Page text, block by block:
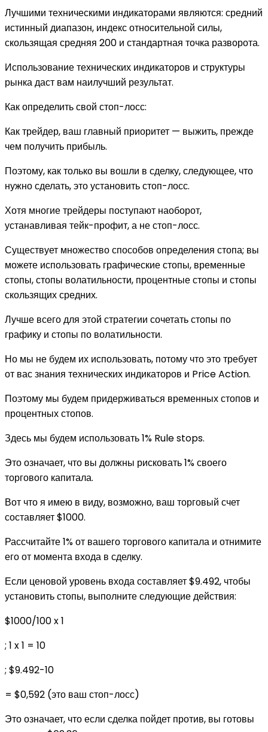
Лучшими техническими индикаторами являются: средний
истинный диапазон, индекс относительной силы,
скользящая средняя 200 и стандартная точка разворота.
Использование технических индикаторов и структуры
рынка даст вам наилучший результат.
Как определить свой стоп-лосс:
Как трейдер, ваш главный приоритет — выжить, прежде
чем получить прибыль.
Поэтому, как только вы вошли в сделку, следующее, что
нужно сделать, это установить стоп-лосс.
Хотя многие трейдеры поступают наоборот,
устанавливая тейк-профит, а не стоп-лосс.
Существует множество способов определения стопа; вы
можете использовать графические стопы, временные
стопы, стопы волатильности, процентные стопы и стопы
скользящих средних.
Лучше всего для этой стратегии сочетать стопы по
графику и стопы по волатильности.
Но мы не будем их использовать, потому что это требует
от вас знания технических индикаторов и Price Action.
Поэтому мы будем придерживаться временных стопов и
процентных стопов.
Здесь мы будем использовать 1% Rule stops.
Это означает, что вы должны рисковать 1% своего
торгового капитала.
Вот что я имею в виду, возможно, ваш торговый счет
составляет $1000.
Рассчитайте 1% от вашего торгового капитала и отнимите
его от момента входа в сделку.
Если ценовой уровень входа составляет $9.492, чтобы
установить стопы, выполните следующие действия:
$1000/100 x 1
; 1 x 1 = 10
; $9.492-10
= $0,592 (это ваш стоп-лосс)
Это означает, что если сделка пойдет против, вы готовы